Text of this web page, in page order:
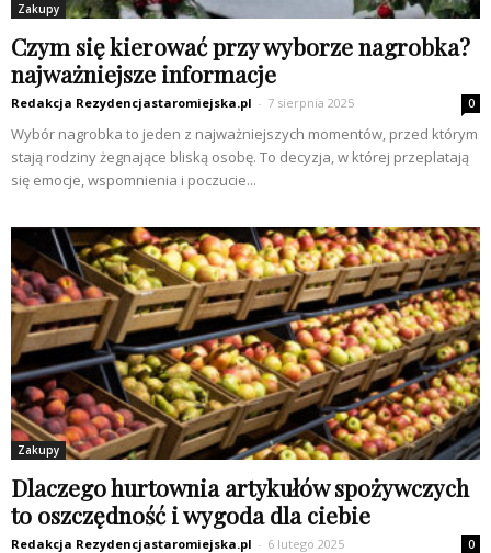
Zakupy
Czym się kierować przy wyborze nagrobka?
najważniejsze informacje
Redakcja Rezydencjastaromiejska.pl - 7 sierpnia 2025 0
Wybór nagrobka to jeden z najważniejszych momentów, przed którym
stają rodziny żegnające bliską osobę. To decyzja, w której przeplatają
się emocje, wspomnienia i poczucie...
Zakupy
Dlaczego hurtownia artykułów spożywczych
to oszczędność i wygoda dla ciebie
Redakcja Rezydencjastaromiejska.pl - 6 lutego 2025 0